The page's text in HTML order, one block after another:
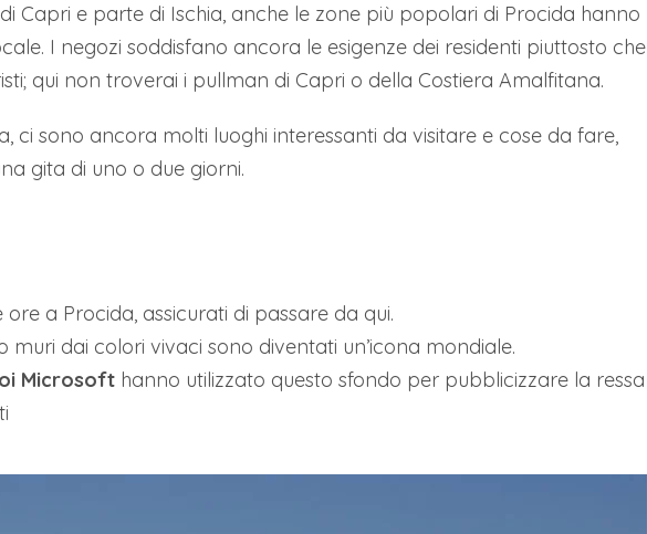
Capri e parte di Ischia, anche le zone più popolari di Procida hanno
I negozi soddisfano ancora le esigenze dei residenti piuttosto che
qui non troverai i pullman di Capri o della Costiera Amalfitana.
ci sono ancora molti luoghi interessanti da visitare e cose da fare,
gita di uno o due giorni.
a Procida, assicurati di passare da qui.
muri dai colori vivaci sono diventati un’icona mondiale.
Microsoft hanno utilizzato questo sfondo per pubblicizzare la ressa